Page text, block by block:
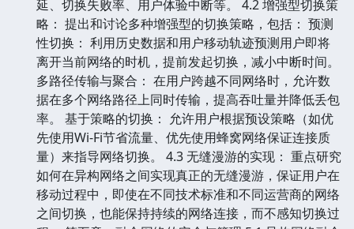
延、切换失败率、用户体验中断等。 4.2 增强型切换策
略： 提出和讨论多种增强型的切换策略，包括： 预测
性切换： 利用历史数据和用户移动轨迹预测用户即将
离开当前网络的时机，提前发起切换，减小中断时间。
多路径传输与聚合： 在用户跨越不同网络时，允许数
据在多个网络路径上同时传输，提高吞吐量并降低丢包
率。 基于策略的切换： 允许用户根据预设策略（如优
先使用Wi-Fi节省流量、优先使用蜂窝网络保证连接质
量）来指导网络切换。 4.3 无缝漫游的实现： 重点研究
如何在异构网络之间实现真正的无缝漫游，保证用户在
移动过程中，即使在不同技术标准和不同运营商的网络
之间切换，也能保持持续的网络连接，而不感知切换过